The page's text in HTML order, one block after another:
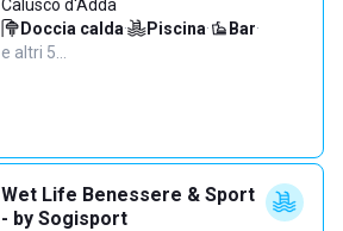
Calusco d'Adda
Doccia calda· Piscina· Bar·
e altri 5…
Wet Life Benessere & Sport
- by Sogisport